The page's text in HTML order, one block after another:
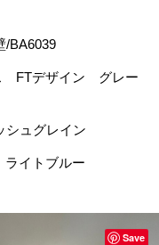
BA6039
FTデザイン グレー
ュグレイン
イトブルー
Save